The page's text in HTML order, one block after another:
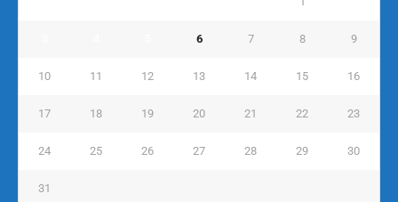
6 7 8 9
10 11 12 13 14 15 16
17 18 19 20 21 22 23
24 25 26 27 28 29 30
31